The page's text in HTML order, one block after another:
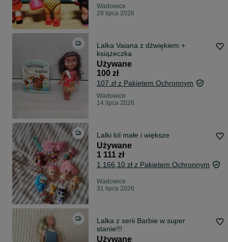
Wadowice
28 lipca 2026
Lalka Vaiana z dźwiękiem +
książeczka
Używane
100 zł
107 zł z Pakietem Ochronnym
Wadowice
14 lipca 2026
Lalki lol małe i większe
Używane
1 111 zł
1 166,10 zł z Pakietem Ochronnym
Wadowice
31 lipca 2026
Lalka z serii Barbie w super
stanie!!!
Używane